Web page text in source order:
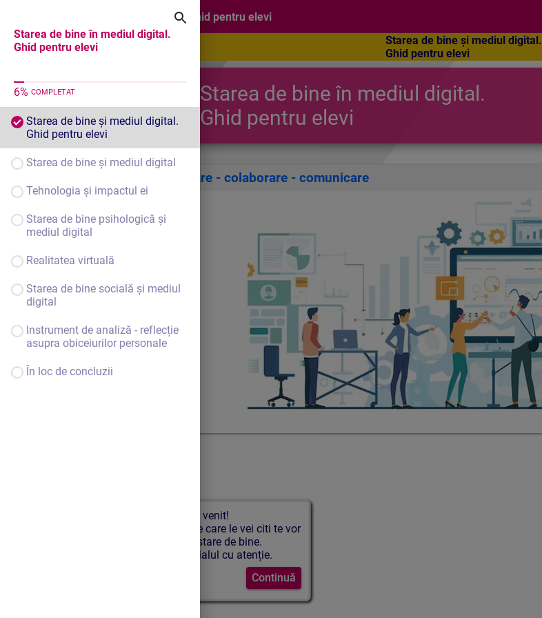
Starea de bine în mediul digital.
Ghid pentru elevi
6% COMPLETAT
Starea de bine și mediul digital.
Ghid pentru elevi
Starea de bine și mediul digital
Tehnologia și impactul ei
Starea de bine psihologică și
mediul digital
Realitatea virtuală
Starea de bine socială și mediul
digital
Instrument de analiză - reflecție
asupra obiceiurilor personale
În loc de concluzii
Bine ai venit!
Aplicarea sfaturilor pe care le vei citi te vor
ajuta să ai o stare de bine.
Parcurge materialul cu atenție.
Continuă
Starea de bine în mediul digital. Ghid pentru elevi
Starea de bine și mediul digital.
Ghid pentru elevi
Starea de bine în mediul digital.
Ghid pentru elevi
Conectare - colaborare - comunicare